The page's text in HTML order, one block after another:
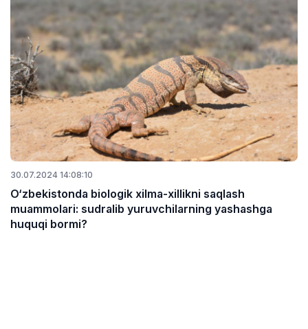
30.07.2024 14:08:10
O‘zbekistonda biologik xilma-xillikni saqlash
muammolari: sudralib yuruvchilarning yashashga
huquqi bormi?